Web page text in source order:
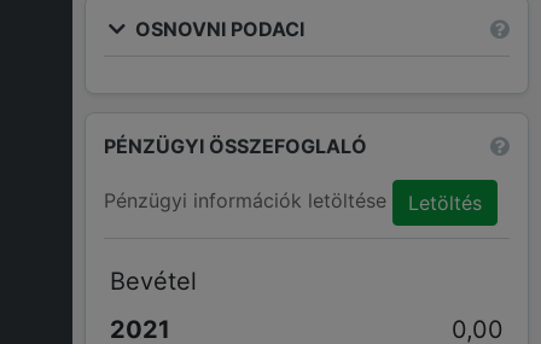
OSNOVNI PODACI
PÉNZÜGYI ÖSSZEFOGLALÓ
Pénzügyi információk letöltése Letöltés
Bevétel
0,00